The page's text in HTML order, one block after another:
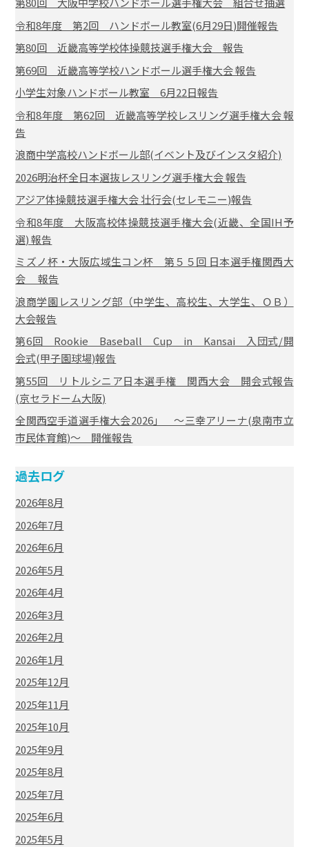
令和8年度 第2回 ハンドボール教室(6月29日)開催報告
第80回 近畿高等学校体操競技選手権大会 報告
第69回 近畿高等学校ハンドボール選手権大会 報告
小学生対象ハンドボール教室 6月22日報告
令和8年度 第62回 近畿高等学校レスリング選手権大会 報
告
浪商中学高校ハンドボール部(イベント及びインスタ紹介)
2026明治杯全日本選抜レスリング選手権大会 報告
アジア体操競技選手権大会 壮行会(セレモニー)報告
令和8年度 大阪高校体操競技選手権大会(近畿、全国IH予
選) 報告
ミズノ杯・大阪広域生コン杯 第５５回 日本選手権関西大
会 報告
浪商学園レスリング部（中学生、高校生、大学生、ＯＢ）
大会報告
第6回 Rookie Baseball Cup in Kansai 入団式/開
会式(甲子園球場)報告
第55回 リトルシニア日本選手権 関西大会 開会式報告
(京セラドーム大阪)
全関西空手道選手権大会2026」 ～三幸アリーナ(泉南市立
市民体育館)～ 開催報告
過去ログ
2026年8月
2026年7月
2026年6月
2026年5月
2026年4月
2026年3月
2026年2月
2026年1月
2025年12月
2025年11月
2025年10月
2025年9月
2025年8月
2025年7月
2025年6月
2025年5月